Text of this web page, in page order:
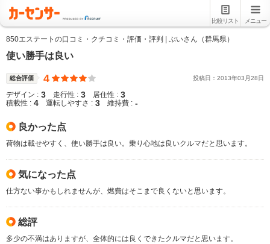
比較リスト メニュー
850エステートの口コミ・クチコミ・評価・評判 | ぶいさん（群馬県）
使い勝手は良い
総合評価 4 投稿日： 2013年03 月28日
デザイン : 3 走行性 : 3 居住性 : 3
積載性 : 4 運転しやすさ : 3 維持費 : -
良かった点
荷物は載せやすく、使い勝手は良い。乗り心地は良いクルマだと思います。
気になった点
仕方ない事かもしれませんが、燃費はそこまで良くないと思います。
総評
多少の不満はありますが、全体的には良くできたクルマだと思います。